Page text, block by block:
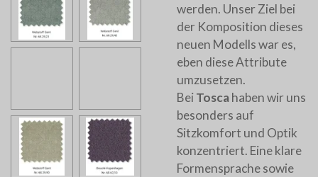
werden. Unser Ziel bei
der Komposition dieses
neuen Modells war es,
eben diese Attribute
umzusetzen.
Bei Toscahaben wir uns
besonders auf
Sitzkomfort und Optik
konzentriert. Eine klare
Formensprache sowie